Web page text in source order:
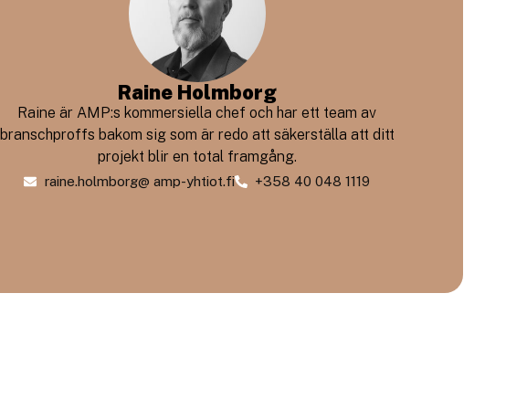
Raine Holmborg
Raine är AMP:s kommersiella chef och har ett team av
branschproffs bakom sig som är redo att säkerställa att ditt
projekt blir en total framgång.
raine.holmborg@ amp-yhtiot.fi +358 40 048 1119